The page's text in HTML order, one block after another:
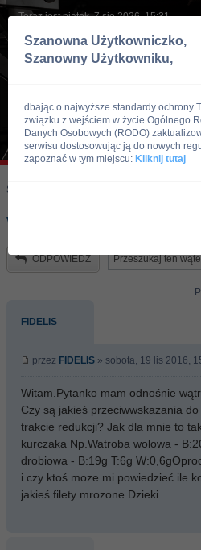
Teraz jest piątek, 7 sie 2026, 15:31
Skocz do:
Watrobka :)
ODPOWIEDZ
FIDELIS
przez FIDELIS » sobota, 19 lis 2016,
Witam.Pytanko mam odnośnie
Czy są jakieś przeciwwskazania
trakcie redukcji? Jak dla mnie to
kurczaka Np.Watroba wolowa -
drobiowa - B:19g T:6g
i czy ktoś moze mi powiedzieć ile
jakieś filety mrozone.Dzieki
Szanowna Użytkowniczko,
Szanowny Użytkowniku,
dbając o najwyższe standardy ochrony
związku z wejściem w życie Ogólnego
Danych Osobowych (RODO)
serwisu dostosowując ją do nowych
zapoznać w tym miejscu: Kliknij tutaj